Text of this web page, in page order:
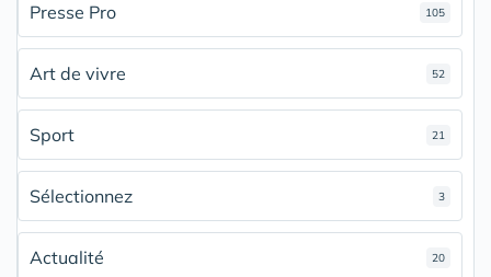
Presse Pro 105
Art de vivre 52
Sport 21
Sélectionnez 3
Actualité 20